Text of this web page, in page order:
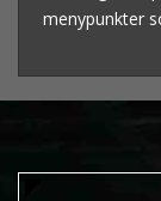
menypunkter